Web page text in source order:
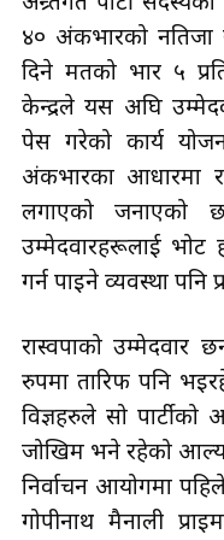
४० अंकभारको नतिजा
दिने मतको भार ५
केन्द्रले यस अघि
पेस गरेको कार्य
अंकभारका आधारमा
लगाएको जनाएको
उम्मेदवारहरूलाई भोट
गर्न पाइने व्यवस्था पनि
रास्वपाको उम्मेदवार
रुपमा तारिफ पनि
विज्ञहरुले सो
जोखिम भने रहेको
निर्वाचन आयोगमा
गोपीनाथ मैनाली